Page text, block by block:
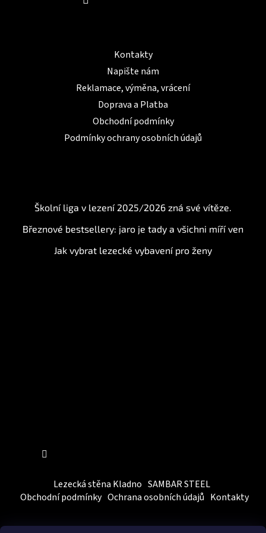
Kontakty
Napište nám
Reklamace, výměna, vrácení
Doprava a Platba
Obchodní podmínky
Podmínky ochrany osobních údajů
Školní liga v lezení 2025/2026 zná své vítěze.
Březnové bestsellery: jaro je tady a všichni míří ven
Jak vybrat lezecké vybavení pro ženy
Lezecká stěna Kladno SAMBAR STEEL
Obchodní podmínky Ochrana osobních údajů Kontakty